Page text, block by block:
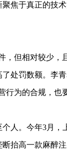
焦于真正的技术
，但相对较少，
处罚数额。李
行为的合规，也
人。今年3月，
抬高一款麻醉